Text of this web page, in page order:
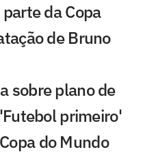
da Copa
de Bruno
sobre plano de
primeiro'
do Mundo